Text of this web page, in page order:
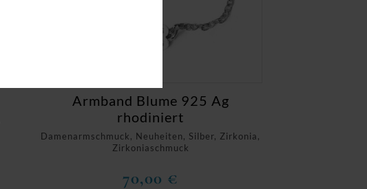
Damenarmschmuck, Neuheiten, Silber, Zirkonia,
Zirkoniaschmuck
Armband Blume 925 Ag
rhodiniert
70,00 €